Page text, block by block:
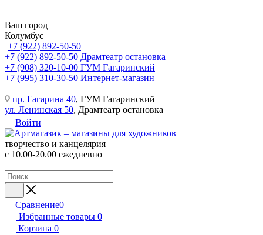
Ваш город
Колумбус
+7 (922) 892-50-50
+7 (922) 892-50-50 Драмтеатр остановка
+7 (908) 320-10-00 ГУМ Гагаринский
+7 (995) 310-30-50 Интернет-магазин
пр. Гагарина 40, ГУМ Гагаринский
ул. Ленинская 50, Драмтеатр остановка
Войти
творчество и канцелярия
с 10.00-20.00 ежедневно
Сравнение0
Избранные товары 0
Корзина 0